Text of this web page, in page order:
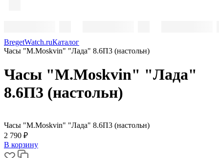
BregetWatch.ruКаталог
Часы "M.Moskvin" "Лада" 8.6П3 (настольн)
Часы "M.Moskvin" "Лада"
8.6П3 (настольн)
Часы "M.Moskvin" "Лада" 8.6П3 (настольн)
2 790 ₽
В корзину